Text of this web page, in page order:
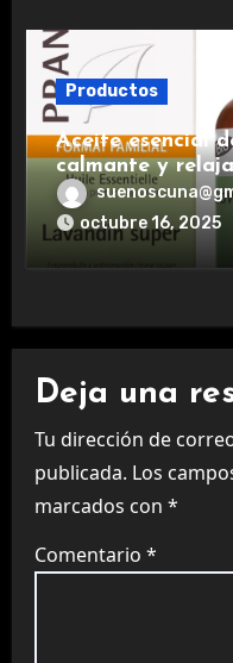
Productos
Aceite esencial
calmante y
aromaterapia.
octubre 16, 2025
Deja una
Tu dirección de
publicada. Los
marcados con *
Comentario *